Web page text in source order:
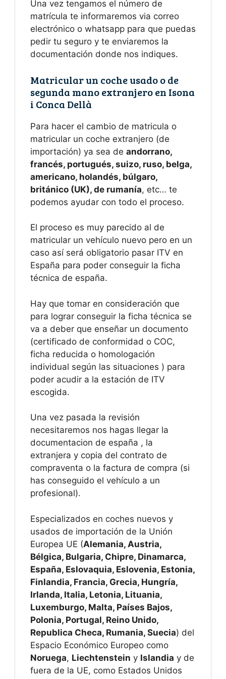
Una vez tengamos el número de
matrícula te informaremos via correo
electrónico o whatsapp para que puedas
pedir tu seguro y te enviaremos la
documentación donde nos indiques.
Matricular un coche usado o de
segunda mano extranjero en Isona
i Conca Dellà
Para hacer el cambio de matricula o
matricular un coche extranjero (de
importación) ya sea de andorrano,
francés, portugués, suizo, ruso, belga,
americano, holandés, búlgaro,
británico (UK), de rumanía, etc… te
podemos ayudar con todo el proceso.
El proceso es muy parecido al de
matricular un vehículo nuevo pero en un
caso así será obligatorio pasar ITV en
España para poder conseguir la ficha
técnica de españa.
Hay que tomar en consideración que
para lograr conseguir la ficha técnica se
va a deber que enseñar un documento
(certificado de conformidad o COC,
ficha reducida o homologación
individual según las situaciones ) para
poder acudir a la estación de ITV
escogida.
Una vez pasada la revisión
necesitaremos nos hagas llegar la
documentacion de españa , la
extranjera y copia del contrato de
compraventa o la factura de compra (si
has conseguido el vehículo a un
profesional).
Especializados en coches nuevos y
usados de importación de la Unión
Europea UE (Alemania, Austria,
Bélgica, Bulgaria, Chipre, Dinamarca,
España, Eslovaquia, Eslovenia, Estonia,
Finlandia, Francia, Grecia, Hungría,
Irlanda, Italia, Letonia, Lituania,
Luxemburgo, Malta, Países Bajos,
Polonia, Portugal, Reino Unido,
Republica Checa, Rumania, Suecia) del
Espacio Económico Europeo como
Noruega, Liechtenstein y Islandia y de
fuera de la UE, como Estados Unidos